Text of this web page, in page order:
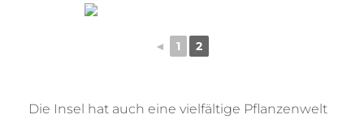
◄ 1 2
Die Insel hat auch eine vielfältige Pflanzenwelt